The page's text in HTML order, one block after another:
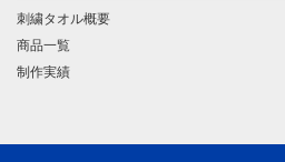
刺繍タオル概要
商品一覧
制作実績